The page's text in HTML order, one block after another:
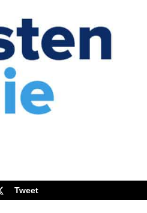
Tweet